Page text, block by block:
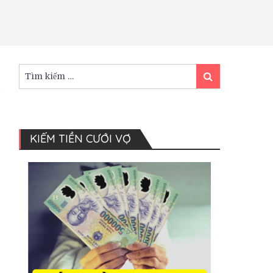
kiếm:
Tìm
kiếm
KIẾM TIỀN CƯỚI VỢ